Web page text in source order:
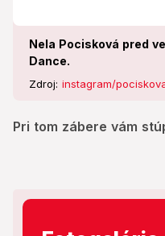
Nela Pocisková pred
Dance.
Zdroj: instagram/
Pri tom zábere vám